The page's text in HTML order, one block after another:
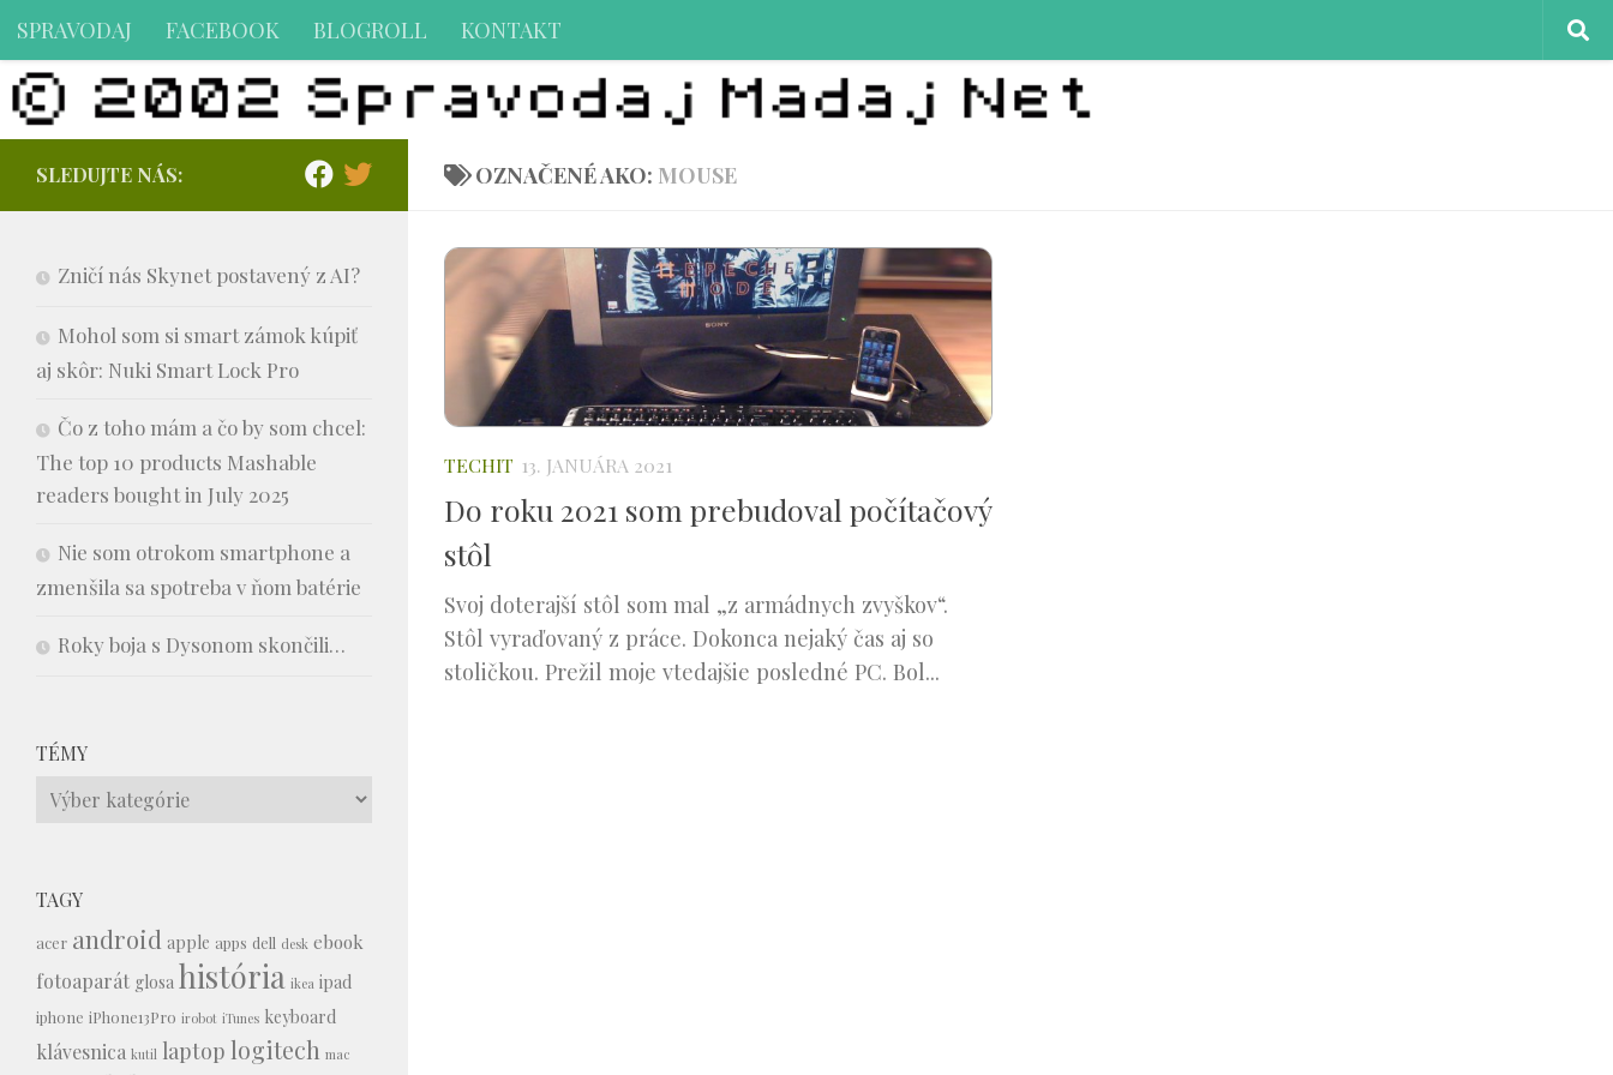
Preskočiť na obsah
SPRAVODAJ FACEBOOK BLOGROLL KONTAKT
OZNAČENÉ AKO: MOUSE
TECHIT 13. JANUÁRA 2021
Do roku 2021 som prebudoval počítačový
stôl
Svoj doterajší stôl som mal „z armádnych zvyškov“.
Stôl vyraďovaný z práce. Dokonca nejaký čas aj so
stoličkou. Prežil moje vtedajšie posledné PC. Bol...
SLEDUJTE NÁS:
Zničí nás Skynet postavený z AI?
Mohol som si smart zámok kúpiť
aj skôr: Nuki Smart Lock Pro
Čo z toho mám a čo by som chcel:
The top 10 products Mashable
readers bought in July 2025
Nie som otrokom smartphone a
zmenšila sa spotreba v ňom batérie
Roky boja s Dysonom skončili…
TÉMY
Témy
TAGY
acer android apple apps dell desk ebook
fotoaparát glosa história ikea ipad
iphone iPhone13Pro irobot iTunes keyboard
klávesnica kutil laptop logitech mac